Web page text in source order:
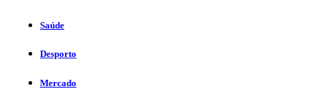
Saúde
Desporto
Mercado